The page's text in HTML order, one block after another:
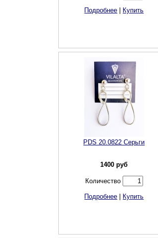
Подробнее Купить
PDS 20.0822 Cерьги
1400 руб
Количество
Подробнее Купить